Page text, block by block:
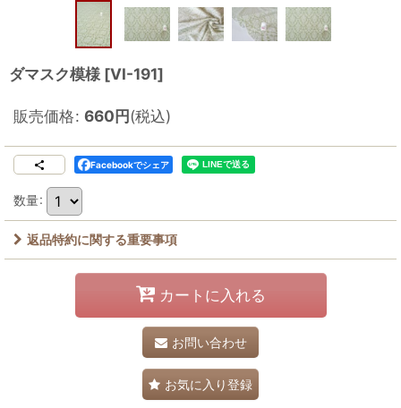
ダマスク模様 [VI-191]
販売価格: 660円(税込)
Facebookでシェア
数量:
返品特約に関する重要事項
カートに入れる
お問い合わせ
お気に入り登録